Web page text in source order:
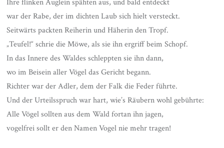
war der Rabe, der im dichten Laub sich hielt versteckt.
Seitwärts packten Reiherin und Häherin den Tropf.
„Teufel!“ schrie die Möwe, als sie ihn ergriff beim Schopf.
In das Innere des Waldes schleppten sie ihn dann,
wo im Beisein aller Vögel das Gericht begann.
Richter war der Adler, dem der Falk die Feder führte.
Und der Urteilsspruch war hart, wie’s Räubern wohl gebührte:
Alle Vögel sollten aus dem Wald fortan ihn jagen,
vogelfrei sollt er den Namen Vogel nie mehr tragen!